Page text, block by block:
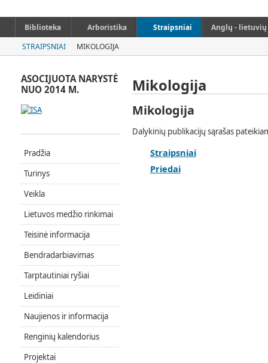
Biblioteka Arboristika Straipsniai
Anglų -
STRAIPSNIAI
MIKOLOGIJA
Mikologija
Mikologija
Dalykinių publikacijų sąrašas
Straipsniai
Priedai
ASOCIJUOTA NARYSTĖ
NUO 2014 M.
Pradžia
Turinys
Veikla
Lietuvos medžio rinkimai
Teisinė informacija
Bendradarbiavimas
Tarptautiniai ryšiai
Leidiniai
Naujienos ir informacija
Renginių kalendorius
Projektai